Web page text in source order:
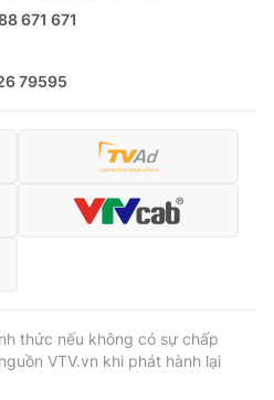
671 671
79595
thức nếu không có sự chấp
VTV.vn khi phát hành lại